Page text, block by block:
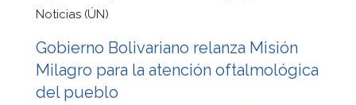
Noticias (ÚN)
Gobierno Bolivariano relanza Misión
Milagro para la atención oftalmológica
del pueblo